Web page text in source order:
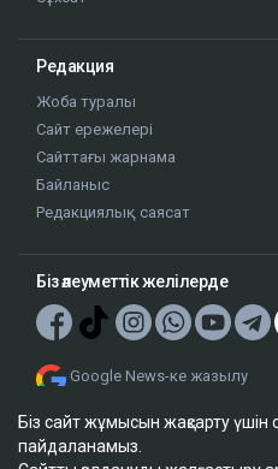
Сайт ережелері
Сайттағы жарнама
Байланыс
Редакциялық саясат
Біз сайт жұмысын жақсарту
Сайтты қолдануды жалғастыру
шарттарымызбен